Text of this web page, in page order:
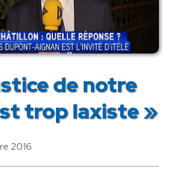
de notre
trop laxiste »
2016